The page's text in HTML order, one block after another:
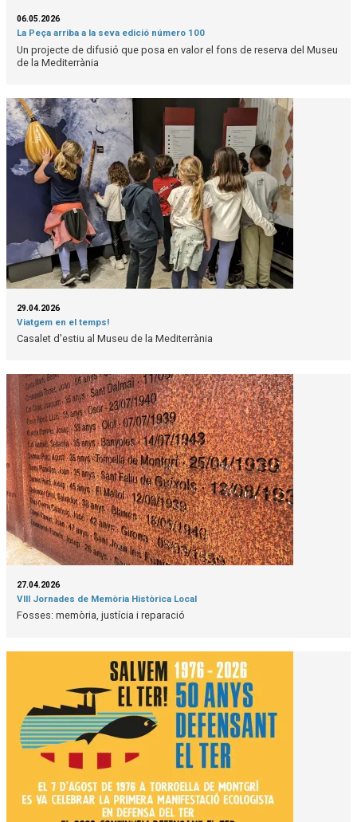
06.05.2026
La Peça arriba a la seva edició número 100
Un projecte de difusió que posa en valor el fons de reserva del Museu
de la Mediterrània
29.04.2026
Viatgem en el temps!
Casalet d'estiu al Museu de la Mediterrània
27.04.2026
VIII Jornades de Memòria Històrica Local
Fosses: memòria, justícia i reparació